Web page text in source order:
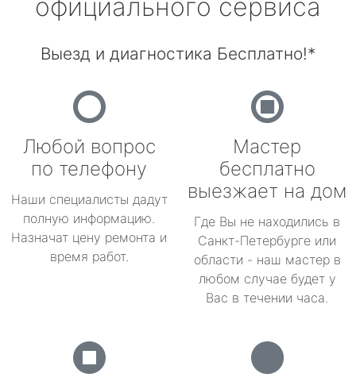
официального сервиса
Выезд и диагностика Бесплатно!*
Любой вопрос
по телефону
Наши специалисты дадут
полную информацию.
Назначат цену ремонта и
время работ.
Мастер
бесплатно
выезжает на дом
Где Вы не находились в
Санкт-Петербурге или
области - наш мастер в
любом случае будет у
Вас в течении часа.